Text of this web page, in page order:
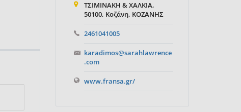
ΤΣΙΜΙΝΑΚΗ & ΧΑΛΚΙΑ,
50100, Κοζάνη, ΚΟΖΑΝΗΣ
2461041005
karadimos@sarahlawrence
.com
www.fransa.gr/